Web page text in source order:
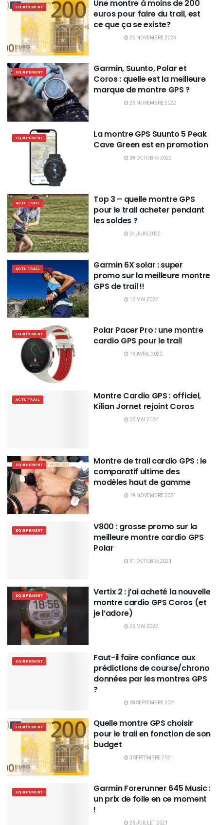
EQUIPEMENT
Une montre à moins de 200
euros pour faire du trail, est
ce que ça se existe?
26 NOVEMBRE 2023
EQUIPEMENT
Garmin, Suunto, Polar et
Coros : quelle est la meilleure
marque de montre GPS ?
26 NOVEMBRE 2022
EQUIPEMENT
La montre GPS Suunto 5 Peak
Cave Green est en promotion
28 OCTOBRE 2022
ACTU TRAIL
Top 3 – quelle montre GPS
pour le trail acheter pendant
les soldes ?
24 JUIN 2022
ACTU TRAIL
Garmin 6X solar : super
promo sur la meilleure montre
GPS de trail !!
12 MAI 2022
EQUIPEMENT
Polar Pacer Pro : une montre
cardio GPS pour le trail
13 AVRIL 2022
ACTU TRAIL
Montre Cardio GPS : officiel,
Kilian Jornet rejoint Coros
26 MAI 2022
EQUIPEMENT
Montre de trail cardio GPS : le
comparatif ultime des
modèles haut de gamme
19 NOVEMBRE 2021
EQUIPEMENT
V800 : grosse promo sur la
meilleure montre cardio GPS
Polar
31 OCTOBRE 2021
EQUIPEMENT
Vertix 2 : j’ai acheté la nouvelle
montre cardio GPS Coros (et
je l’adore)
26 MAI 2022
EQUIPEMENT
Faut-il faire confiance aux
prédictions de course/chrono
données par les montres GPS
?
28 SEPTEMBRE 2021
EQUIPEMENT
Quelle montre GPS choisir
pour le trail en fonction de son
budget
3 SEPTEMBRE 2021
EQUIPEMENT
Garmin Forerunner 645 Music :
un prix de folie en ce moment
!
26 JUILLET 2021